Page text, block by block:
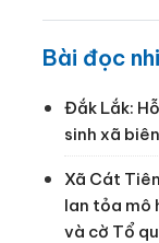
Bài đọc
Đắk Lắk:
sinh xã
Xã Cát
lan tỏa mô
và cờ Tổ